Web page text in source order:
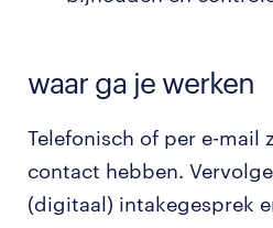
waar ga je werken
Telefonisch of per e-mail
contact hebben.
(digitaal) intakegesprek